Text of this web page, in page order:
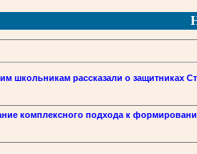
школьникам рассказали о защитниках
комплексного подхода к